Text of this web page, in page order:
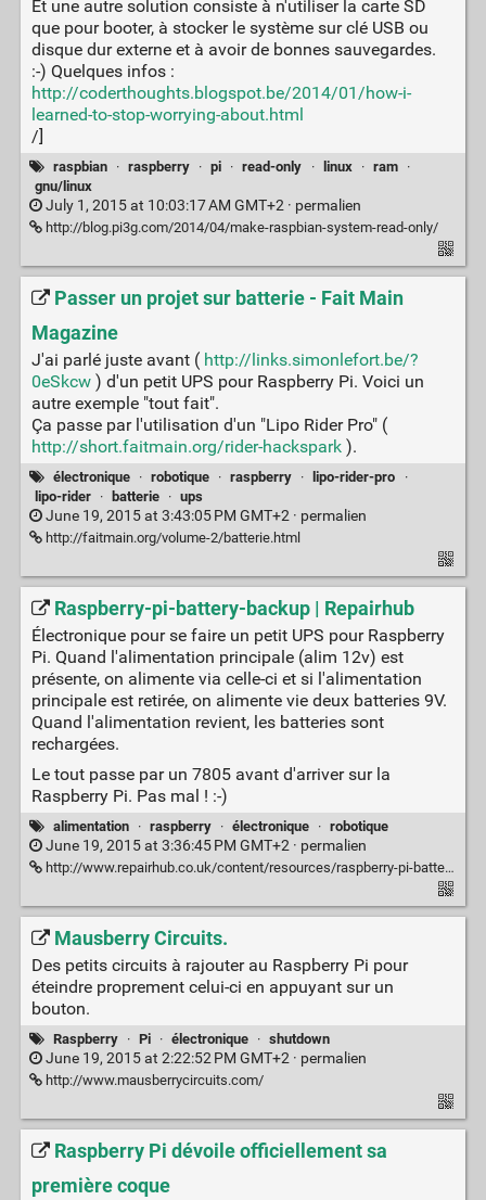
Et une autre solution consiste à n'utiliser la carte SD
que pour booter, à stocker le système sur clé USB ou
disque dur externe et à avoir de bonnes sauvegardes.
:-) Quelques infos :
http://coderthoughts.blogspot.be/2014/01/how-i-
learned-to-stop-worrying-about.html
/]
raspbian · raspberry · pi · read-only · linux · ram
·
gnu/linux
July 1, 2015 at 10:03:17 AM GMT+2 · permalien
http://blog.pi3g.com/2014/04/make-raspbian-system-read-only/
Passer un projet sur batterie - Fait Main
Magazine
J'ai parlé juste avant ( http://links.simonlefort.be/?
0eSkcw) d'un petit UPS pour Raspberry Pi. Voici un
autre exemple "tout fait".
Ça passe par l'utilisation d'un "Lipo Rider Pro" (
http://short.faitmain.org/rider-hackspark).
électronique · robotique · raspberry · lipo-rider-pro
·
lipo-rider
· batterie · ups
June 19, 2015 at 3:43:05 PM GMT+2 · permalien
http://faitmain.org/volume-2/batterie.html
Raspberry-pi-battery-backup | Repairhub
Électronique pour se faire un petit UPS pour Raspberry
Pi. Quand l'alimentation principale (alim 12v) est
présente, on alimente via celle-ci et si l'alimentation
principale est retirée, on alimente vie deux batteries 9V.
Quand l'alimentation revient, les batteries sont
rechargées.
Le tout passe par un 7805 avant d'arriver sur la
Raspberry Pi. Pas mal ! :-)
alimentation · raspberry · électronique · robotique
June 19, 2015 at 3:36:45 PM GMT+2 · permalien
http://www.repairhub.co.uk/content/resources/raspberry-pi-battery-backup
Mausberry Circuits.
Des petits circuits à rajouter au Raspberry Pi pour
éteindre proprement celui-ci en appuyant sur un
bouton.
Raspberry · Pi · électronique · shutdown
June 19, 2015 at 2:22:52 PM GMT+2 · permalien
http://www.mausberrycircuits.com/
Raspberry Pi dévoile officiellement sa
première coque